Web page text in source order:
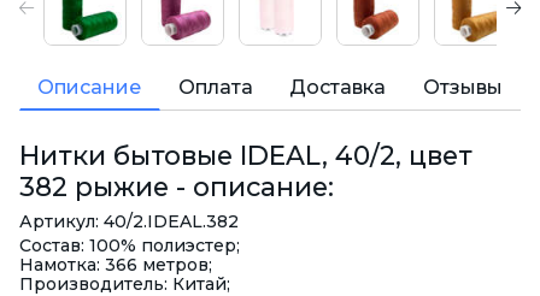
Описание Оплата Доставка Отзывы
Нитки бытовые IDEAL, 40/2, цвет
382 рыжие - описание:
Артикул: 40/2.IDEAL.382
Состав: 100% полиэстер;
Намотка: 366 метров;
Производитель: Китай;